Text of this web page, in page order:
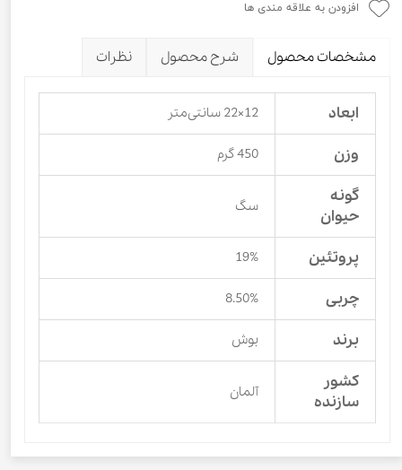
افزودن به علاقه مندی ها
مشخصات محصول شرح محصول نظرات
ابعاد 12×22 سانتی‌متر
وزن 450 گرم
گونه
حیوان
سگ
پروتئین 19%
چربی 8.50%
برند بوش
کشور
سازنده
آلمان